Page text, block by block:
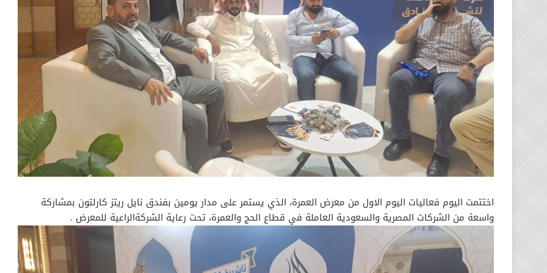
اختتمت اليوم فعاليات اليوم الاول من معرض العمرة، الذي يستمر على مدار يومين بفندق نايل ريتز كارلتون بمشاركة
واسعة من الشركات المصرية والسعودية العاملة في قطاع الحج والعمرة، تحت رعاية الشركةالراعية للمعرض .